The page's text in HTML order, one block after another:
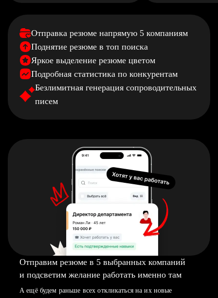
Отправка резюме напрямую 5 компаниям
Поднятие резюме в топ поиска
Яркое выделение резюме цветом
Подробная статистика по конкурентам
Безлимитная генерация сопроводительных
писем
Отправим резюме в 5 выбранных компаний
и подсветим желание работать именно там
А ещё будем раньше всех откликаться на их новые